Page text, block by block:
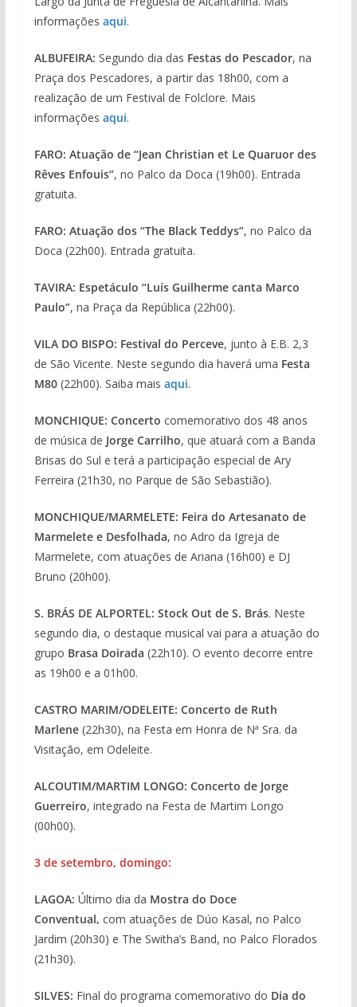
informações aqui.
ALBUFEIRA: Segundo dia das Festas do Pescador, na
Praça dos Pescadores, a partir das 18h00, com a
realização de um Festival de Folclore. Mais
informações aqui.
FARO: Atuação de “Jean Christian et Le Quaruor des
Rêves Enfouis”, no Palco da Doca (19h00). Entrada
gratuita.
FARO: Atuação dos “The Black Teddys”, no Palco da
Doca (22h00). Entrada gratuita.
TAVIRA: Espetáculo “Luís Guilherme canta Marco
Paulo”, na Praça da República (22h00).
VILA DO BISPO: Festival do Perceve, junto à E.B. 2,3
de São Vicente. Neste segundo dia haverá uma Festa
M80 (22h00). Saiba mais aqui.
MONCHIQUE: Concerto comemorativo dos 48 anos
de música de Jorge Carrilho, que atuará com a Banda
Brisas do Sul e terá a participação especial de Ary
Ferreira (21h30, no Parque de São Sebastião).
MONCHIQUE/MARMELETE: Feira do Artesanato de
Marmelete e Desfolhada, no Adro da Igreja de
Marmelete, com atuações de Ariana (16h00) e DJ
Bruno (20h00).
S. BRÁS DE ALPORTEL: Stock Out de S. Brás. Neste
segundo dia, o destaque musical vai para a atuação do
grupo Brasa Doirada (22h10). O evento decorre entre
as 19h00 e a 01h00.
CASTRO MARIM/ODELEITE: Concerto de Ruth
Marlene(22h30), na Festa em Honra de Nª Sra. da
Visitação, em Odeleite.
ALCOUTIM/MARTIM LONGO: Concerto de Jorge
Guerreiro, integrado na Festa de Martim Longo
(00h00).
3 de setembro, domingo:
LAGOA: Último dia da Mostra do Doce
Conventual, com atuações de Dúo Kasal, no Palco
Jardim (20h30) e The Switha’s Band, no Palco Florados
(21h30).
SILVES: Final do programa comemorativo do Dia do